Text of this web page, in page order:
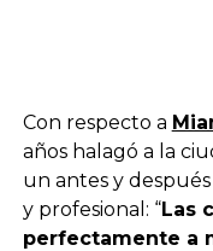
Con respecto a
años halagó a la
un antes y
y profesional: “Las
perfectamente a